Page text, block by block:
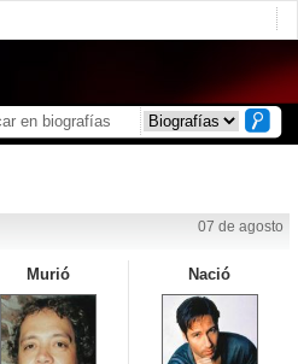
07 de agosto
Murió Nació